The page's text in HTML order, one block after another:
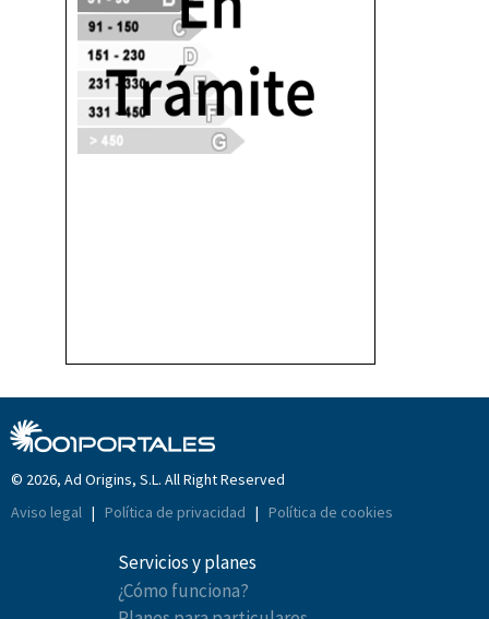
© 2026, Ad Origins, S.L. All Right Reserved
Aviso legal | Política de privacidad | Política de cookies
Servicios y planes
¿Cómo funciona?